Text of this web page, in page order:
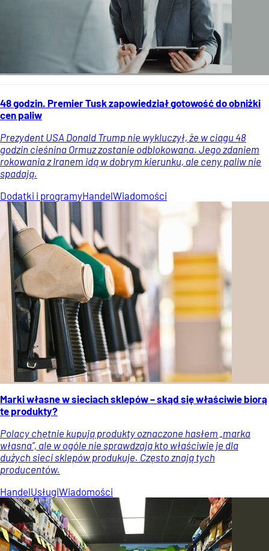
48 godzin. Premier Tusk zapowiedział gotowość do obniżki
cen paliw
Prezydent USA Donald Trump nie wykluczył, że w ciągu 48
godzin cieśnina Ormuz zostanie odblokowana. Jego zdaniem
rokowania z Iranem idą w dobrym kierunku, ale ceny paliw nie
spadają.
Dodatki i programyHandelWiadomości
Marki własne w sieciach sklepów – skąd się właściwie biorą
te produkty?
Polacy chętnie kupują produkty oznaczone hasłem „marka
własna”, ale w ogóle nie sprawdzają kto właściwie je dla
dużych sieci sklepów produkuje. Często znają tych
producentów.
HandelUsługiWiadomości